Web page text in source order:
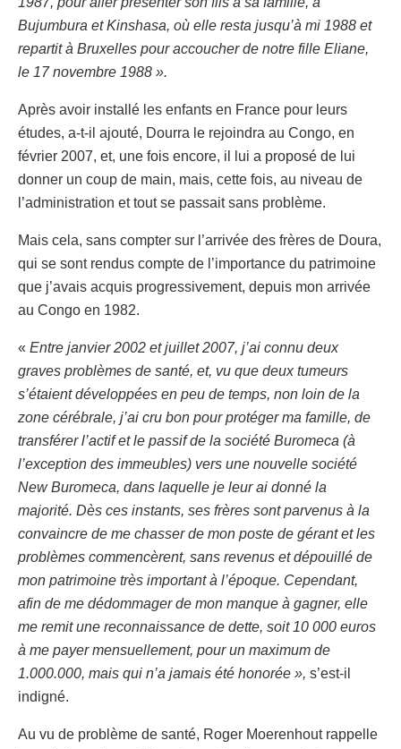
Bujumbura et Kinshasa, où elle resta jusqu’à mi 1988 et
repartit à Bruxelles pour accoucher de notre fille Eliane,
le 17 novembre 1988 ».
Après avoir installé les enfants en France pour leurs
études, a-t-il ajouté, Dourra le rejoindra au Congo, en
février 2007, et, une fois encore, il lui a proposé de lui
donner un coup de main, mais, cette fois, au niveau de
l’administration et tout se passait sans problème.
Mais cela, sans compter sur l’arrivée des frères de Doura,
qui se sont rendus compte de l’importance du patrimoine
que j’avais acquis progressivement, depuis mon arrivée
au Congo en 1982.
« Entre janvier 2002 et juillet 2007, j’ai connu deux
graves problèmes de santé, et, vu que deux tumeurs
s’étaient développées en peu de temps, non loin de la
zone cérébrale, j’ai cru bon pour protéger ma famille, de
transférer l’actif et le passif de la société Buromeca (à
l’exception des immeubles) vers une nouvelle société
New Buromeca, dans laquelle je leur ai donné la
majorité. Dès ces instants, ses frères sont parvenus à la
convaincre de me chasser de mon poste de gérant et les
problèmes commencèrent, sans revenus et dépouillé de
mon patrimoine très important à l’époque. Cependant,
afin de me dédommager de mon manque à gagner, elle
me remit une reconnaissance de dette, soit 10 000 euros
à me payer mensuellement, pour un maximum de
1.000.000, mais qui n’a jamais été honorée », s’est-il
indigné.
Au vu de problème de santé, Roger Moerenhout rappelle